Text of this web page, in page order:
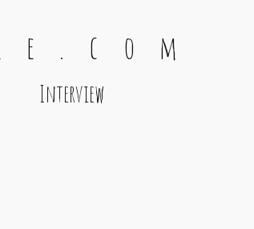
. c o m
Interview